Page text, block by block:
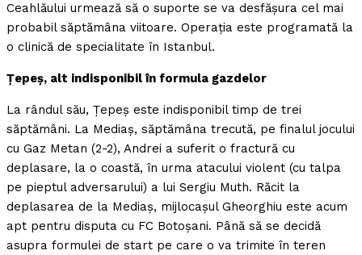
Ceahlăului urmează să o suporte se va desfăşura cel mai
probabil săptămâna viitoare. Operaţia este programată la
o clinică de specialitate în Istanbul.
Ţepeş, alt indisponibil în formula gazdelor
La rândul său, Ţepeş este indisponibil timp de trei
săptămâni. La Mediaş, săptămâna trecută, pe finalul jocului
cu Gaz Metan (2-2), Andrei a suferit o fractură cu
deplasare, la o coastă, în urma atacului violent (cu talpa
pe pieptul adversarului) a lui Sergiu Muth. Răcit la
deplasarea de la Mediaş, mijlocaşul Gheorghiu este acum
apt pentru disputa cu FC Botoşani. Până să se decidă
asupra formulei de start pe care o va trimite în teren